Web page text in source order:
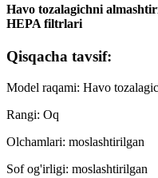
Havo tozalagichni
HEPA filtrlari
Qisqacha tavsif:
Model raqami: Havo
Rangi: Oq
Olchamlari: moslashtirilgan
Sof og'irligi: moslashtirilgan